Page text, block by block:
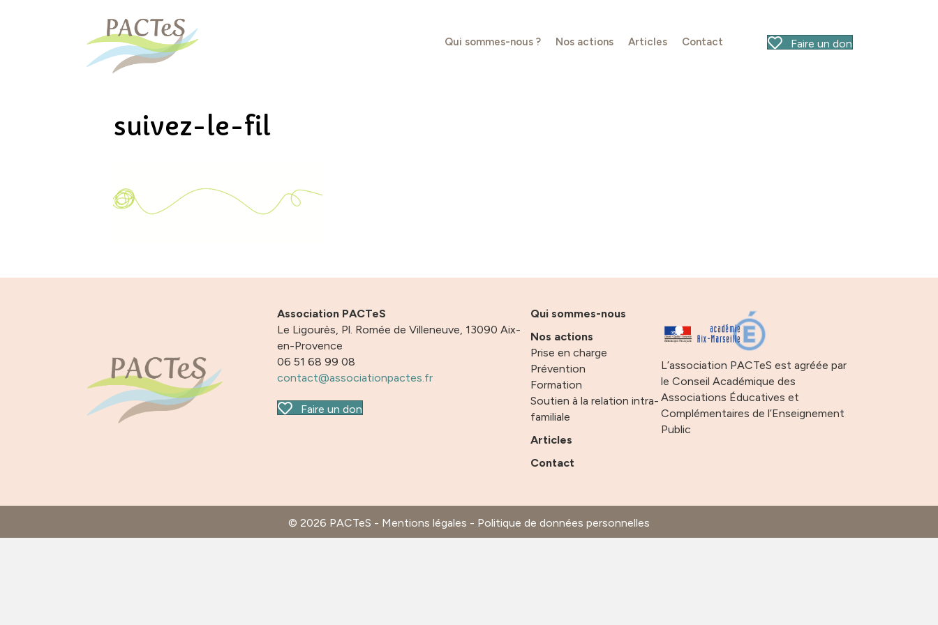
Qui sommes-nous ? Nos actions Articles Contact Faire un don
suivez-le-fil
Association PACTeS
Le Ligourès, Pl. Romée de Villeneuve, 13090 Aix-
en-Provence
06 51 68 99 08
contact@associationpactes.fr
Faire un don
Qui sommes-nous
Nos actions
Prise en charge
Prévention
Formation
Soutien à la relation intra-
familiale
Articles
Contact
L’association PACTeS est agréée par
le Conseil Académique des
Associations Éducatives et
Complémentaires de l’Enseignement
Public
© 2026 PACTeS - Mentions légales - Politique de données personnelles